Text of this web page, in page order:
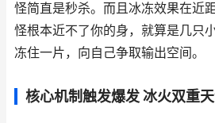
怪简直是秒杀。而且冰冻效果在近
怪根本近不了你的身，就算是几只
冻住一片，向自己争取输出空间。
核心机制触发爆发 冰火双重